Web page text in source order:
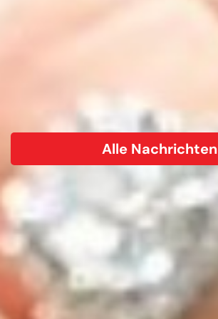
Alle Nachrichten